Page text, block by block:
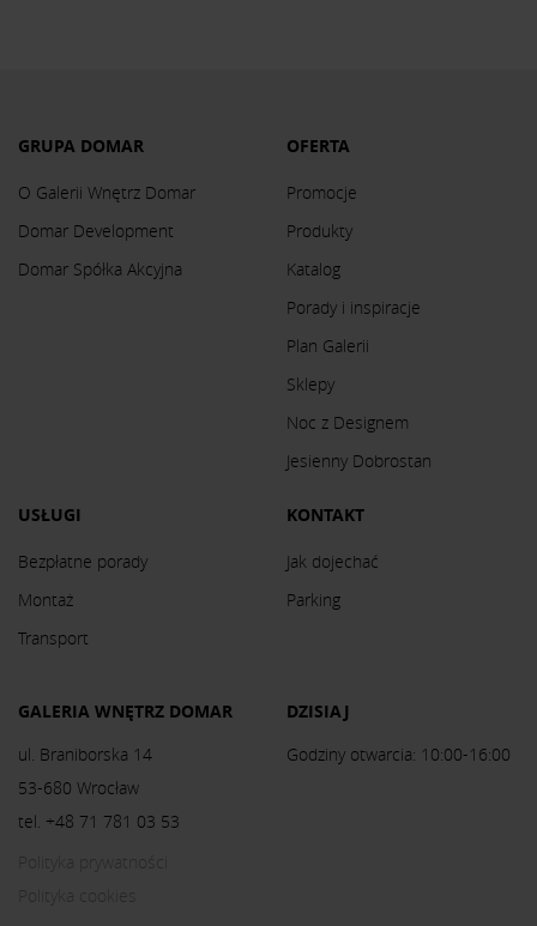
GRUPA DOMAR
O Galerii Wnętrz Domar
Domar Development
Domar Spółka Akcyjna
OFERTA
Promocje
Produkty
Katalog
Porady i inspiracje
Plan Galerii
Sklepy
Noc z Designem
Jesienny Dobrostan
USŁUGI
Bezpłatne porady
Montaż
Transport
KONTAKT
Jak dojechać
Parking
GALERIA WNĘTRZ DOMAR
ul. Braniborska 14
53-680 Wrocław
tel. +48 71 781 03 53
DZISIAJ
Godziny otwarcia: 10:00-16:00